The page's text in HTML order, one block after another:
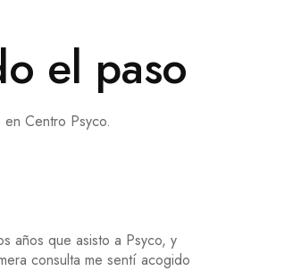
el paso​
Centro Psyco.
años que asisto a Psyco, y
consulta me sentí acogido